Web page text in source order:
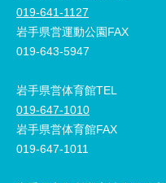
019-641-1127
岩手県営運動公園FAX
019-643-5947
岩手県営体育館TEL
019-647-1010
岩手県営体育館FAX
019-647-1011